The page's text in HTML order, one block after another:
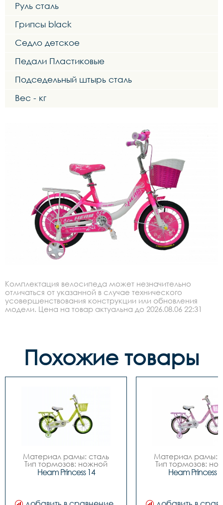
Руль сталь
Грипсы black
Седло детское
Педали Пластиковые
Подседельный штырь сталь
Вес - кг
Комплектация велосипеда может незначительно
отличаться от указанной в случае технического
усовершенствования конструкции или обновления
модели. Цена на товар актуальна до 2026.08.06 22:31
Похожие товары
Материал рамы: сталь
Тип тормозов: ножной
Диаметр колес: 14
Задний переключатель
Heam Princess 14
Материал рамы:
Тип тормозов:
Диаметр
Задний
Heam Princess